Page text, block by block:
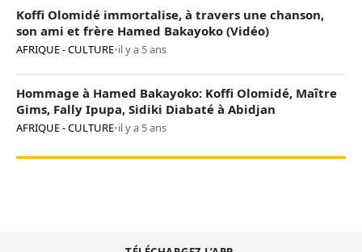
Koffi Olomidé immortalise, à travers une chanson,
son ami et frère Hamed Bakayoko (Vidéo)
AFRIQUE - CULTURE•il y a 5 ans
Hommage à Hamed Bakayoko: Koffi Olomidé, Maître
Gims, Fally Ipupa, Sidiki Diabaté à Abidjan
AFRIQUE - CULTURE•il y a 5 ans